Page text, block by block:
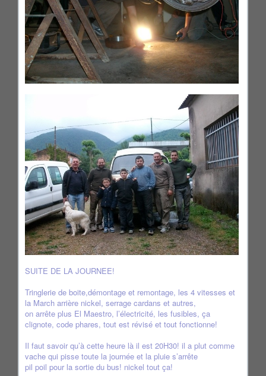
SUITE DE LA JOURNEE!
Tringlerie de boite,démontage et remontage, les 4 vitesses et
la March arrière nickel, serrage cardans et autres,
on arrête plus El Maestro, l’électricité, les fusibles, ça
clignote, code phares, tout est révisé et tout fonctionne!
Il faut savoir qu’à cette heure là il est 20H30! il a plut comme
vache qui pisse toute la journée et la pluie s’arrête
pil poil pour la sortie du bus! nickel tout ça!